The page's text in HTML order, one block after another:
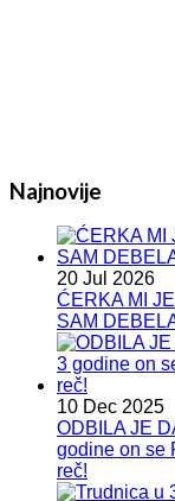
Najnovije
20 Jul 2026
ĆERKA MI
SAM
10 Dec 2025
ODBILA JE
godine on se
reč!